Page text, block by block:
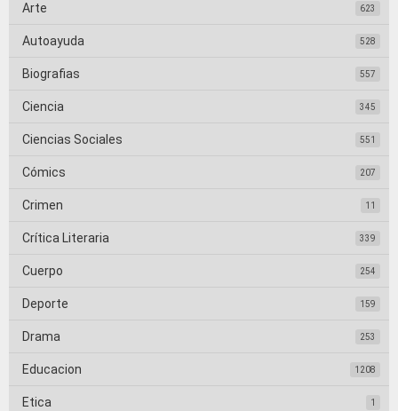
Arte 623
Autoayuda 528
Biografias 557
Ciencia 345
Ciencias Sociales 551
Cómics 207
Crimen 11
Crítica Literaria 339
Cuerpo 254
Deporte 159
Drama 253
Educacion 1208
Etica 1